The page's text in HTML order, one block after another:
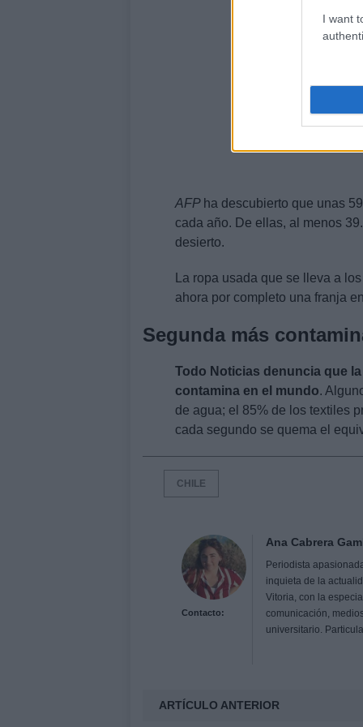
I want
AFP ha descubierto que unas
cada año. De ellas, al menos
desierto.
La ropa usada que se lleva a
ahora por completo una franja
Segunda más
Todo Noticias denuncia que
contamina en el mundo.
de agua; el 85% de los textiles
cada segundo se quema el
CHILE
Contacto:
Ana Cabrera
Periodista
inquieta de la
Vitoria, con la
comunicación,
universitario.
ARTÍCULO ANTERIOR